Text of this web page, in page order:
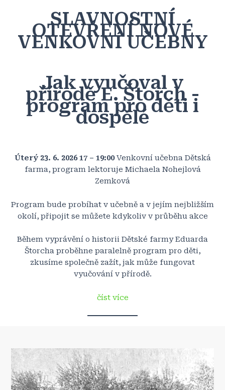
SLAVNOSTNÍ
OTEVŘENÍ NOVÉ
VENKOVNÍ UČEBNY
Jak vyučoval v
přírodě E. Štorch -
program pro děti i
dospělé
Úterý 23. 6. 2026 17 – 19:00Venkovní učebna Dětská
farma, program lektoruje Michaela Nohejlová
Zemková
Program bude probíhat v učebně a v jejím nejbližším
okolí, připojit se můžete kdykoliv v průběhu akce
Během vyprávění o historii Dětské farmy Eduarda
Štorcha proběhne paralelně program pro děti,
zkusíme společně zažít, jak může fungovat
vyučování v přírodě.
číst více